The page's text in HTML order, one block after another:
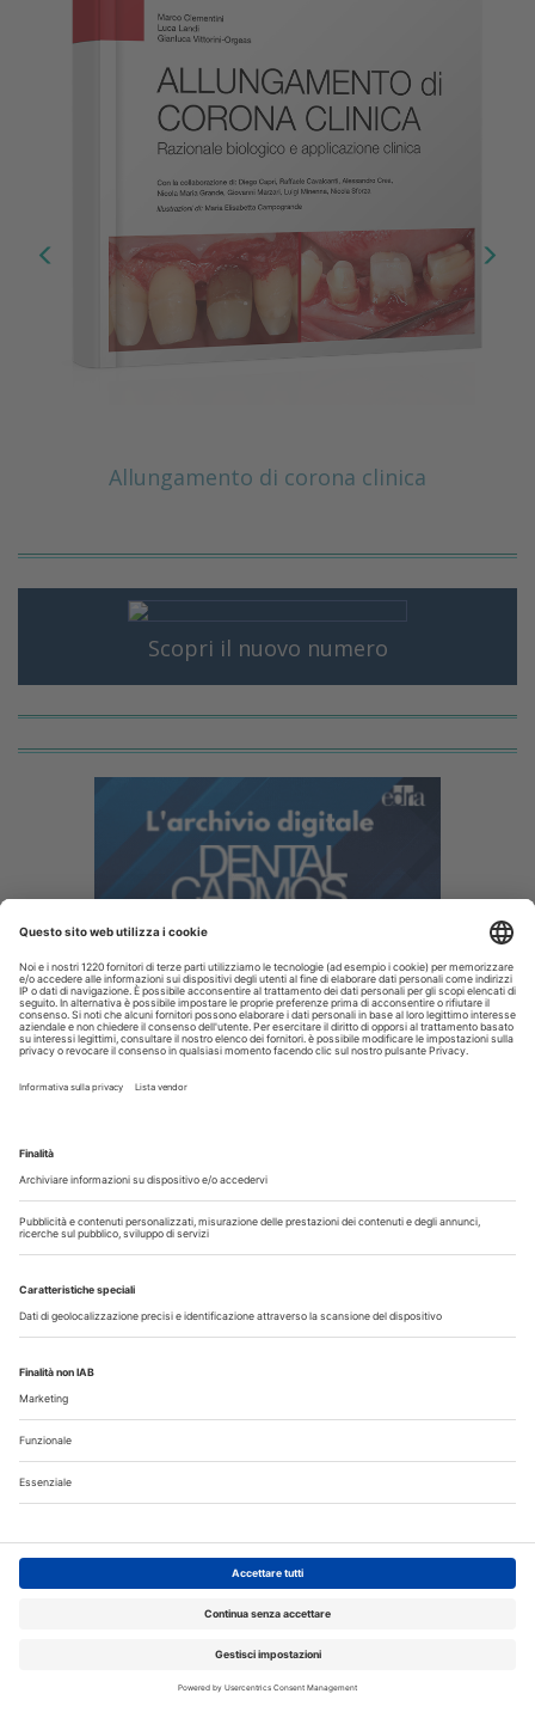
Allungamento di corona clinica
Scopri il nuovo numero
Fumo e sigarette elettroniche: le conseguenze per la salute
delle gengive
Tra mito e realtà: le bevande energetiche fanno davvero
male ai denti?
Organizzazione e tecnologia ridisegnano il lavoro in
laboratorio
Medicina e odontoiatria, iscrizioni al semestre aperto:
Corsi, Convegni, Eventi
Agosto 2026
Ma Me
4 5 6